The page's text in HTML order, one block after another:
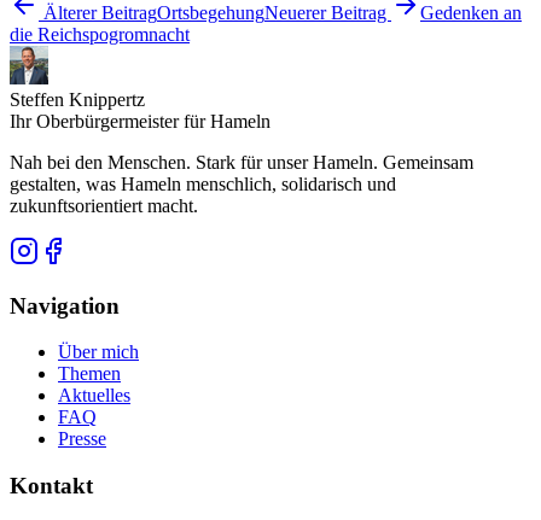
Älterer BeitragOrtsbegehungNeuerer Beitrag
Gedenken an
die Reichspogromnacht
Steffen Knippertz
Ihr Oberbürgermeister für Hameln
Nah bei den Menschen. Stark für unser Hameln. Gemeinsam
gestalten, was Hameln menschlich, solidarisch und
zukunftsorientiert macht.
Navigation
Über mich
Themen
Aktuelles
FAQ
Presse
Kontakt